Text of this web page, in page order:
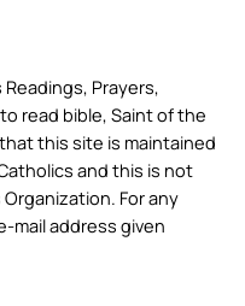
Prayers,
read bible, Saint of the
this site is maintained
and this is not
For any
mail address given